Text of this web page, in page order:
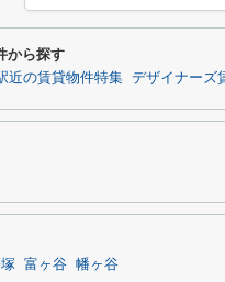
から探す
近の賃貸物件特集 デザイナーズ
富ヶ谷 幡ヶ谷